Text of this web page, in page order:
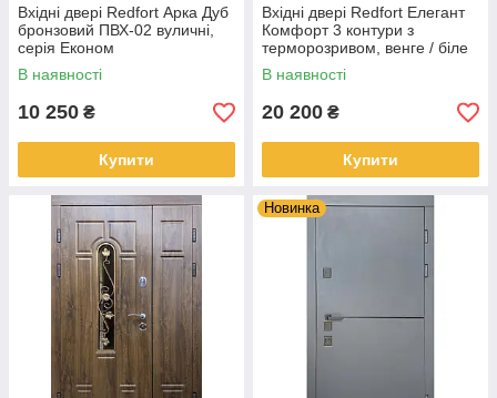
Вхідні двері Redfort Арка Дуб
бронзовий ПВХ-02 вуличні,
серія Економ
В наявності
10 250 ₴
Купити
Вхідні двері Redfort Елегант
Комфорт 3 контури з
терморозривом, венге / біле
дерево, вуличні
В наявності
20 200 ₴
Купити
Новинка